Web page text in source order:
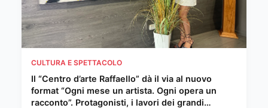
CULTURA E SPETTACOLO
Il “Centro d’arte Raffaello” dà il via al nuovo
format “Ogni mese un artista. Ogni opera un
racconto”. Protagonisti, i lavori dei grandi